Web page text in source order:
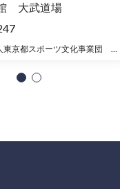
大武道場
公益財団法人東京都スポーツ文化事業団 東京武道館